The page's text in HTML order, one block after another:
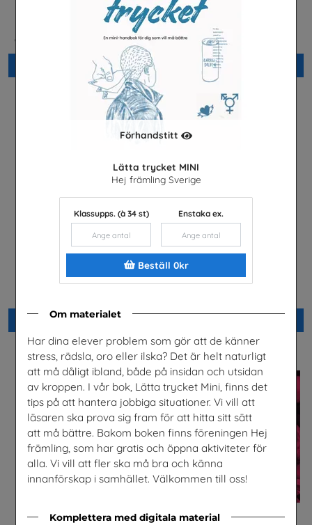
Förhandstitt
Lätta trycket MINI
Hej främling Sverige
Klassupps. (à 34 st) Enstaka ex.
Beställ 0kr
Om materialet
Har dina elever problem som gör att de känner
stress, rädsla, oro eller ilska? Det är helt naturligt
att må dåligt ibland, både på insidan och utsidan
av kroppen. I vår bok, Lätta trycket Mini, finns det
tips på att hantera jobbiga situationer. Vi vill att
läsaren ska prova sig fram för att hitta sitt sätt
att må bättre. Bakom boken finns föreningen Hej
främling, som har gratis och öppna aktiviteter för
alla. Vi vill att fler ska må bra och känna
innanförskap i samhället. Välkommen till oss!
Komplettera med digitala material
Den Gröna Frihetsrörelsen
Centerpartiets Ungdomsförbund
Beställ 0kr
Var kommer maten ifrån?
Lantbrukarnas Riksförbund
Beställ 0kr
Läkare Utan Gränser
Beställ 0kr
Är du säker? högstadiet,
lärarhandledning